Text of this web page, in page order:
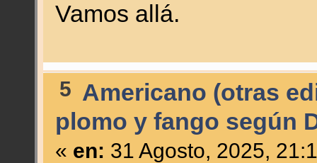
Vamos allá.
5 Americano (otras
plomo y fango según
« en: 31 Agosto, 2025,